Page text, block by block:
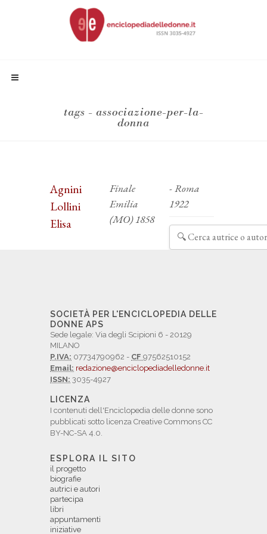
tags - associazione-per-la-
donna
Agnini
Lollini
Elisa
Finale
Emilia
(MO) 1858
- Roma
1922
SOCIETÀ PER L'ENCICLOPEDIA DELLE
DONNE APS
Sede legale: Via degli Scipioni 6 - 20129
MILANO
P.IVA: 07734790962 - CF 97562510152
Email: redazione@enciclopediadelledonne.it
ISSN: 3035-4927
LICENZA
I contenuti dell'Enciclopedia delle donne sono
pubblicati sotto licenza Creative Commons CC
BY-NC-SA 4.0.
ESPLORA IL SITO
il progetto
biografie
autrici e autori
partecipa
libri
appuntamenti
iniziative